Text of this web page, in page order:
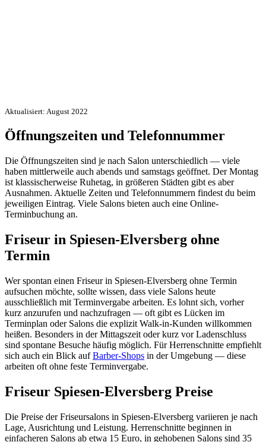
Aktualisiert: August 2022
Öffnungszeiten und Telefonnummer
Die Öffnungszeiten sind je nach Salon unterschiedlich — viele
haben mittlerweile auch abends und samstags geöffnet. Der Montag
ist klassischerweise Ruhetag, in größeren Städten gibt es aber
Ausnahmen. Aktuelle Zeiten und Telefonnummern findest du beim
jeweiligen Eintrag. Viele Salons bieten auch eine Online-
Terminbuchung an.
Friseur in Spiesen-Elversberg ohne
Termin
Wer spontan einen Friseur in Spiesen-Elversberg ohne Termin
aufsuchen möchte, sollte wissen, dass viele Salons heute
ausschließlich mit Terminvergabe arbeiten. Es lohnt sich, vorher
kurz anzurufen und nachzufragen — oft gibt es Lücken im
Terminplan oder Salons die explizit Walk-in-Kunden willkommen
heißen. Besonders in der Mittagszeit oder kurz vor Ladenschluss
sind spontane Besuche häufig möglich. Für Herrenschnitte empfiehlt
sich auch ein Blick aufBarber-Shops in der Umgebung — diese
arbeiten oft ohne feste Terminvergabe.
Friseur Spiesen-Elversberg Preise
Die Preise der Friseursalons in Spiesen-Elversberg variieren je nach
Lage, Ausrichtung und Leistung. Herrenschnitte beginnen in
einfacheren Salons ab etwa 15 Euro, in gehobenen Salons sind 35